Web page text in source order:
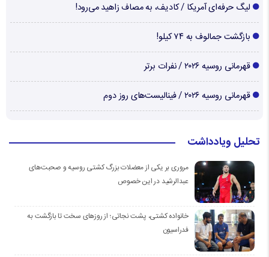
لیگ حرفه‌ای آمریکا / کادیف، به مصاف زاهید می‌رود!
بازگشت جمالوف به ۷۴ کیلو!
قهرمانی روسیه ۲۰۲۶ / نفرات برتر
قهرمانی روسیه ۲۰۲۶ / فینالیست‌های روز دوم
تحلیل ویادداشت
مروری بر یکی از معضلات بزرگ کشتی روسیه و صحبت‌های
عبدالرشید در این خصوص
خانواده کشتی، پشت نجاتی؛ از روزهای سخت تا بازگشت به
فدراسیون